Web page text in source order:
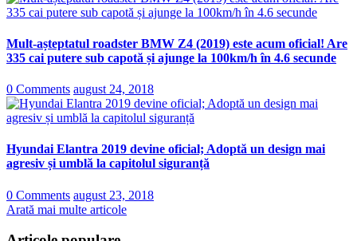
Mult-așteptatul roadster BMW Z4 (2019) este acum oficial! Are
335 cai putere sub capotă și ajunge la 100km/h în 4.6 secunde
0 Comments august 24, 2018
Hyundai Elantra 2019 devine oficial; Adoptă un design mai
agresiv și umblă la capitolul siguranță
0 Comments august 23, 2018
Arată mai multe articole